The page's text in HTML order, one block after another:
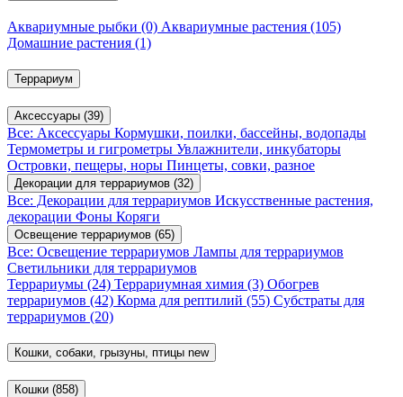
Аквариумные рыбки (0) Аквариумные растения (105)
Домашние растения (1)
Террариум
Аксессуары (39)
Все: Аксессуары Кормушки, поилки, бассейны, водопады
Термометры и гигрометры Увлажнители, инкубаторы
Островки, пещеры, норы Пинцеты, совки, разное
Декорации для террариумов (32)
Все: Декорации для террариумов Искусственные растения,
декорации Фоны Коряги
Освещение террариумов (65)
Все: Освещение террариумов Лампы для террариумов
Светильники для террариумов
Террариумы (24) Террариумная химия (3) Обогрев
террариумов (42) Корма для рептилий (55) Субстраты для
террариумов (20)
Кошки, собаки, грызуны, птицы new
Кошки (858)